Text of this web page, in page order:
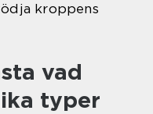
kroppens
vad
typer